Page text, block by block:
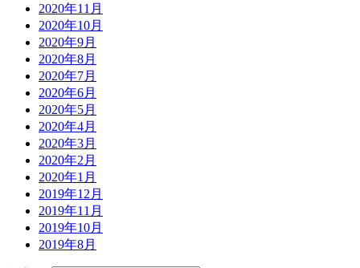
2020年11月
2020年10月
2020年9月
2020年8月
2020年7月
2020年6月
2020年5月
2020年4月
2020年3月
2020年2月
2020年1月
2019年12月
2019年11月
2019年10月
2019年8月